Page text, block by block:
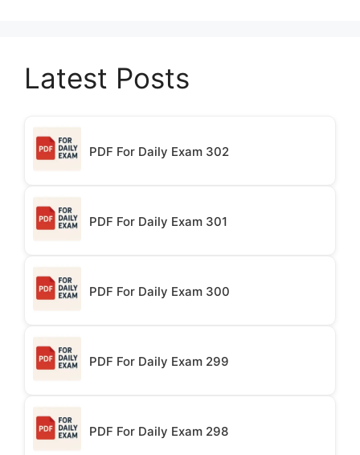
Latest Posts
PDF For Daily Exam 302
PDF For Daily Exam 301
PDF For Daily Exam 300
PDF For Daily Exam 299
PDF For Daily Exam 298